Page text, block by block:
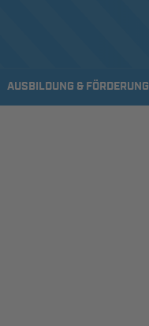
AUSBILDUNG & FÖRDERUNG